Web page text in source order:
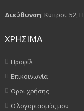
Διεύθυνση: Κύπρου 52,
ΧΡΗΣΙΜΑ
Προφίλ
Επικοινωνία
Όροι χρήσης
Ο λογαριασμός μου